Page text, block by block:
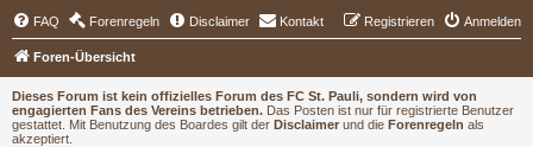
Dieses Forum ist kein offizielles Forum des FC St. Pauli, sondern wird von
engagierten Fans des Vereins betrieben. Das Posten ist nur für registrierte Benutzer
gestattet. Mit Benutzung des Boardes gilt der Disclaimer und die Forenregeln als
akzeptiert.
FAQ Forenregeln Disclaimer Kontakt Anmelden
Registrieren
Foren-Übersicht